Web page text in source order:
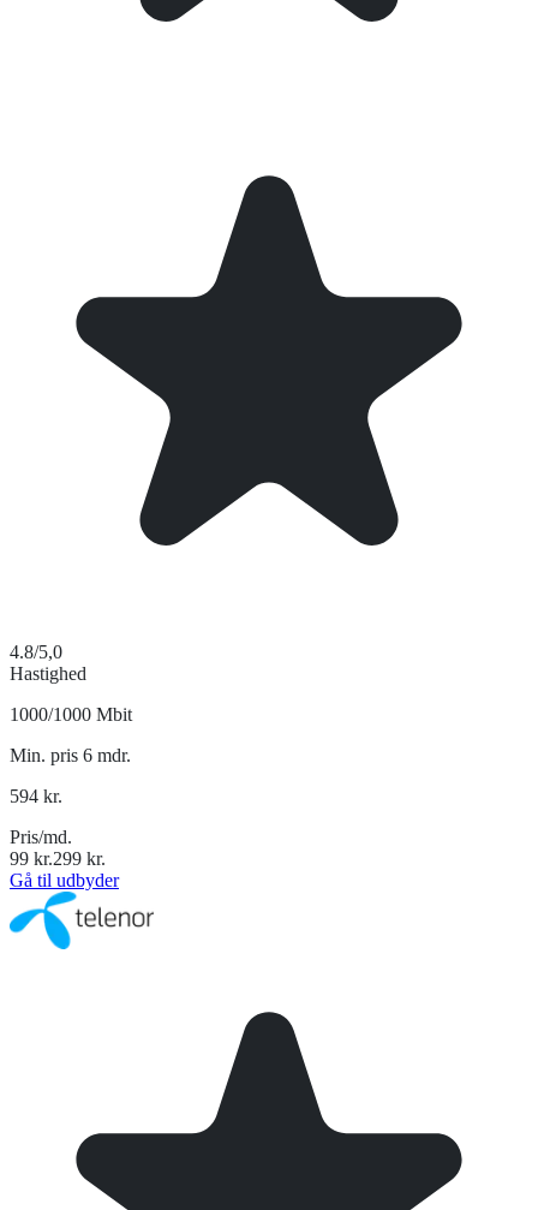
4.8/5,0
Hastighed
1000/1000 Mbit
Min. pris 6 mdr.
594 kr.
Pris/md.
99 kr.299 kr.
Gå til udbyder